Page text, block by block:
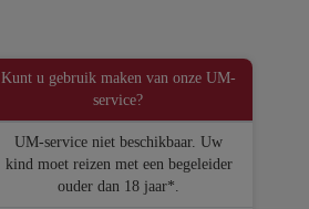
Kunt u gebruik maken van onze UM-
service?
UM-service niet beschikbaar. Uw
kind moet reizen met een begeleider
ouder dan 18 jaar*.